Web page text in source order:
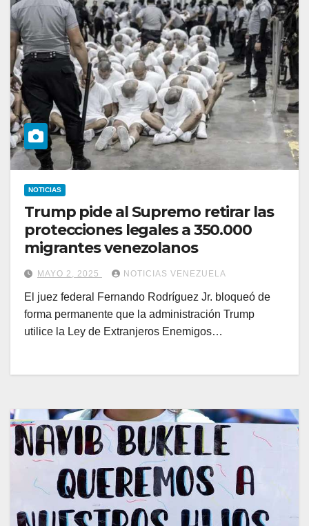
NOTICIAS
Trump pide al Supremo retirar las
protecciones legales a 350.000
migrantes venezolanos
MAYO 2, 2025 NOTICIAS VENEZUELA
El juez federal Fernando Rodríguez Jr. bloqueó de
forma permanente que la administración Trump
utilice la Ley de Extranjeros Enemigos…